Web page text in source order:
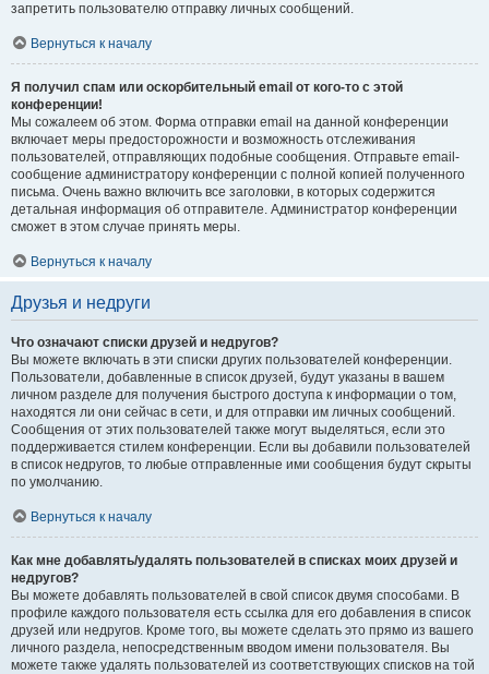
запретить пользователю отправку личных сообщений.
Вернуться к началу
Я получил спам или оскорбительный email от кого-то с этой
конференции!
Мы сожалеем об этом. Форма отправки email на данной конференции
включает меры предосторожности и возможность отслеживания
пользователей, отправляющих подобные сообщения. Отправьте email-
сообщение администратору конференции с полной копией полученного
письма. Очень важно включить все заголовки, в которых содержится
детальная информация об отправителе. Администратор конференции
сможет в этом случае принять меры.
Вернуться к началу
Друзья и недруги
Что означают списки друзей и недругов?
Вы можете включать в эти списки других пользователей конференции.
Пользователи, добавленные в список друзей, будут указаны в вашем
личном разделе для получения быстрого доступа к информации о том,
находятся ли они сейчас в сети, и для отправки им личных сообщений.
Сообщения от этих пользователей также могут выделяться, если это
поддерживается стилем конференции. Если вы добавили пользователей
в список недругов, то любые отправленные ими сообщения будут скрыты
по умолчанию.
Вернуться к началу
Как мне добавлять/удалять пользователей в списках моих друзей и
недругов?
Вы можете добавлять пользователей в свой список двумя способами. В
профиле каждого пользователя есть ссылка для его добавления в список
друзей или недругов. Кроме того, вы можете сделать это прямо из вашего
личного раздела, непосредственным вводом имени пользователя. Вы
можете также удалять пользователей из соответствующих списков на той